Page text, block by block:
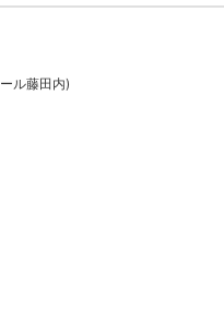
ル藤田内)